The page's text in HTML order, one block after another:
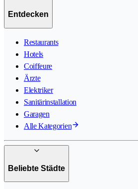
Entdecken
Restaurants
Hotels
Coiffeure
Ärzte
Elektriker
Sanitärinstallation
Garagen
Alle Kategorien
Beliebte Städte